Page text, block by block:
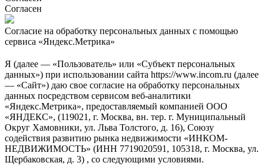
Согласен
Согласие на обработку персональных данных с помощью
сервиса «Яндекс.Метрика»
Я (далее — «Пользователь» или «Субъект персональных
данных») при использовании сайта https://www.incom.ru (далее
— «Сайт») даю свое согласие на обработку персональных
данных посредством сервисом веб-аналитики
«Яндекс.Метрика», предоставляемый компанией ООО
«ЯНДЕКС», (119021, г. Москва, вн. тер. г. Муниципальный
Округ Хамовники, ул. Льва Толстого, д. 16), Союзу
содействия развитию рынка недвижимости «ИНКОМ-
НЕДВИЖИМОСТЬ» (ИНН 7719020591, 105318, г. Москва, ул.
Щербаковская, д. 3) , со следующими условиями.